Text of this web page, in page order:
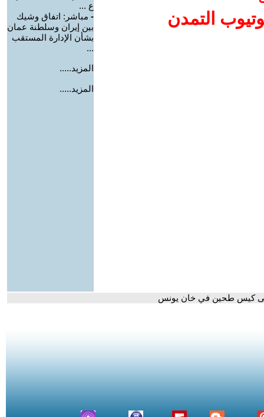
التمدن
ع ...
- مباشر: اتفاق وشيك
بين إيران وسلطنة عمان
بشأن الإدارة المستقب
...
المزيد.....
المزيد.....
كيس طحين في خان يونس